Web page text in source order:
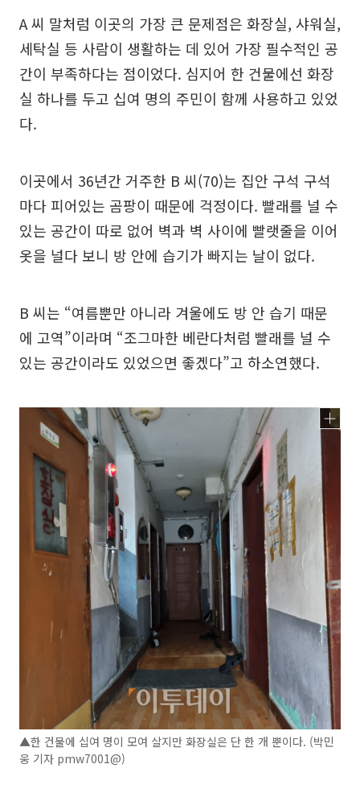
A 씨 말처럼 이곳의 가장 큰 문제점은 화장실, 샤워실,
세탁실 등 사람이 생활하는 데 있어 가장 필수적인 공
간이 부족하다는 점이었다. 심지어 한 건물에선 화장
실 하나를 두고 십여 명의 주민이 함께 사용하고 있었
다.
이곳에서 36년간 거주한 B 씨(70)는 집안 구석 구석
마다 피어있는 곰팡이 때문에 걱정이다. 빨래를 널 수
있는 공간이 따로 없어 벽과 벽 사이에 빨랫줄을 이어
옷을 널다 보니 방 안에 습기가 빠지는 날이 없다.
B 씨는 “여름뿐만 아니라 겨울에도 방 안 습기 때문
에 고역”이라며 “조그마한 베란다처럼 빨래를 널 수
있는 공간이라도 있었으면 좋겠다”고 하소연했다.
▲한 건물에 십여 명이 모여 살지만 화장실은 단 한 개 뿐이다. (박민
웅 기자 pmw7001@)